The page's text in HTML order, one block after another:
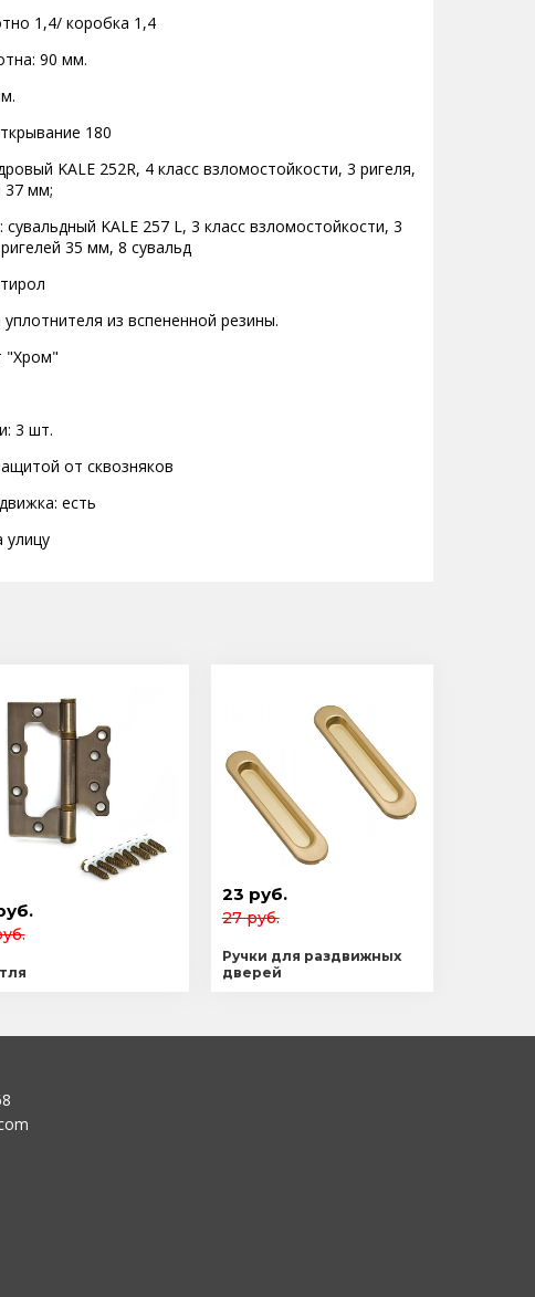
1,4/ коробка 1,4
90 мм.
180
KALE 252R, 4 класс взломостойкости, 3 ригеля,
37 мм;
KALE 257 L, 3 класс взломостойкости, 3
35 мм, 8 сувальд
из вспененной резины.
"Хром"
3 шт.
от сквозняков
есть
улицу
23 руб.
27 руб.
Ручки для раздвижных
дверей